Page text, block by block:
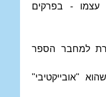
עצמו - בפרקים
למחבר הספר
"אובייקטיבי"